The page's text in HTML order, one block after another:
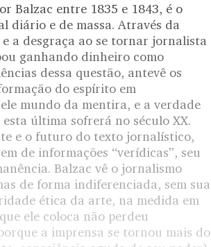
Balzac entre 1835 e 1843, é o
e de massa. Através da
a desgraça ao se tornar jornalista
ganhando dinheiro como
dessa questão, antevê os
do espírito em
mundo da mentira, e a verdade
última sofrerá no século XX.
e o futuro do texto jornalístico,
de informações “verídicas”, seu
Balzac vê o jornalismo
de forma indiferenciada, sem sua
ética da arte, na medida em
ele coloca não perdeu
a imprensa se tornou mais do